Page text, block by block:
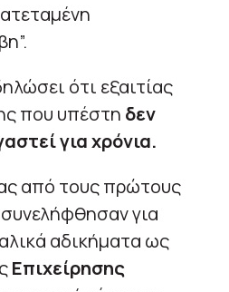
ότι εξαιτίας
που υπέστη δεν
για χρόνια.
από τους πρώτους
για
αδικήματα ως
Επιχείρησης